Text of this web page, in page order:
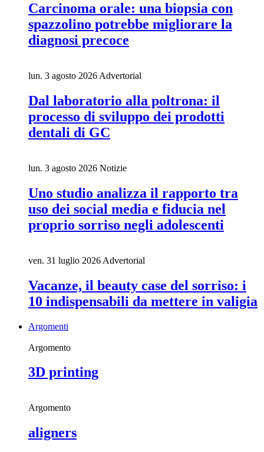
Carcinoma orale: una biopsia con
spazzolino potrebbe migliorare la
diagnosi precoce
lun. 3 agosto 2026 Advertorial
Dal laboratorio alla poltrona: il
processo di sviluppo dei prodotti
dentali di GC
lun. 3 agosto 2026 Notizie
Uno studio analizza il rapporto tra
uso dei social media e fiducia nel
proprio sorriso negli adolescenti
ven. 31 luglio 2026 Advertorial
Vacanze, il beauty case del sorriso: i
10 indispensabili da mettere in valigia
Argomenti
Argomento
3D printing
Argomento
aligners